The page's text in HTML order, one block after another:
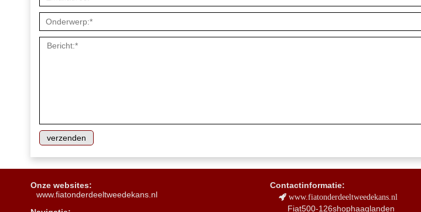
Onze websites:
www.fiatonderdeeltweedekans.nl
Contactinformatie:
www.fiatonderdeeltweedekans.nl
Fiat500-126shophaaglanden